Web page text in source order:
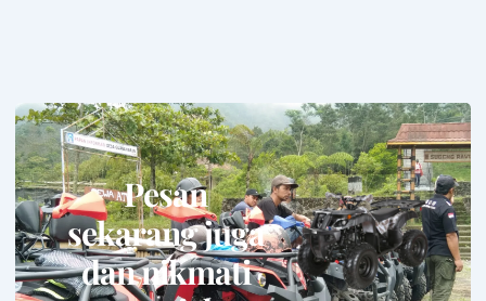
Pesan
sekarang juga
dan nikmati